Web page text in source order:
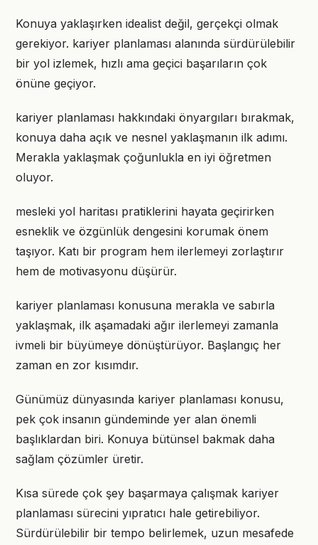
Konuya yaklaşırken idealist değil, gerçekçi olmak
gerekiyor. kariyer planlaması alanında sürdürülebilir
bir yol izlemek, hızlı ama geçici başarıların çok
önüne geçiyor.
kariyer planlaması hakkındaki önyargıları bırakmak,
konuya daha açık ve nesnel yaklaşmanın ilk adımı.
Merakla yaklaşmak çoğunlukla en iyi öğretmen
oluyor.
mesleki yol haritası pratiklerini hayata geçirirken
esneklik ve özgünlük dengesini korumak önem
taşıyor. Katı bir program hem ilerlemeyi zorlaştırır
hem de motivasyonu düşürür.
kariyer planlaması konusuna merakla ve sabırla
yaklaşmak, ilk aşamadaki ağır ilerlemeyi zamanla
ivmeli bir büyümeye dönüştürüyor. Başlangıç her
zaman en zor kısımdır.
Günümüz dünyasında kariyer planlaması konusu,
pek çok insanın gündeminde yer alan önemli
başlıklardan biri. Konuya bütünsel bakmak daha
sağlam çözümler üretir.
Kısa sürede çok şey başarmaya çalışmak kariyer
planlaması sürecini yıpratıcı hale getirebiliyor.
Sürdürülebilir bir tempo belirlemek, uzun mesafede